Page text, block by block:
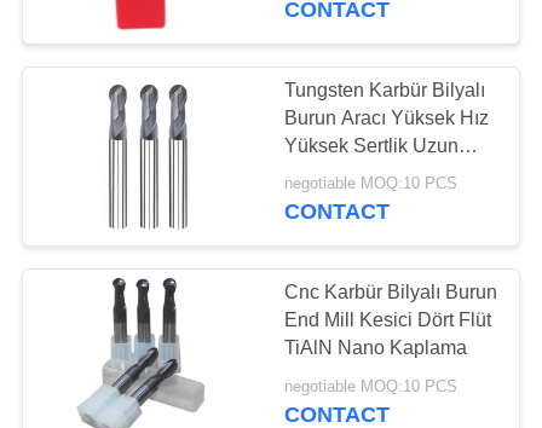
Kaba End Mill
14
Mikro sonunda
fabrikaları
18
CONTACT
Tungsten Karbür Bilyalı
Burun Aracı Yüksek Hız
Yüksek Sertlik Uzun
Hizmet Ömrü
negotiable MOQ:10 PCS
CONTACT
Cnc Karbür Bilyalı Burun
End Mill Kesici Dört Flüt
TiAlN Nano Kaplama
negotiable MOQ:10 PCS
CONTACT